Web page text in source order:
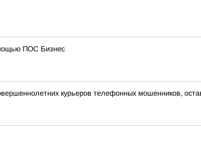
ПОС Бизнес
курьеров телефонных мошенников,